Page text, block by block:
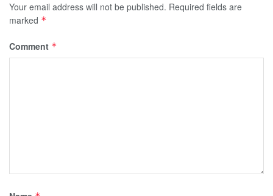
Your email address will not be published. Required fields are
marked *
Comment *